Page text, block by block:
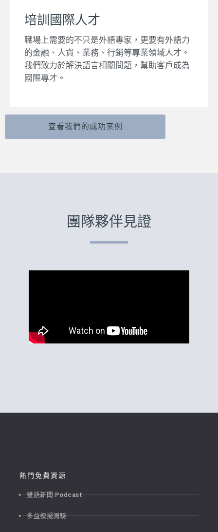
培訓國際人才
職場上需要的不只是外語專家，更要有外語力
的金融、人資、業務、行銷等專業領域人才。
我們致力於解決語言相關問題，幫助客戶成為
國際專才。
查看我們的成功案例
團隊夥伴見證
熱門免費資源
雙語新聞 Podcast
多益模擬測驗